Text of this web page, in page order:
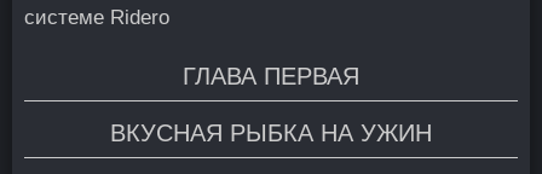
системе Ridero
ГЛАВА ПЕРВАЯ
ВКУСНАЯ РЫБКА НА УЖИН